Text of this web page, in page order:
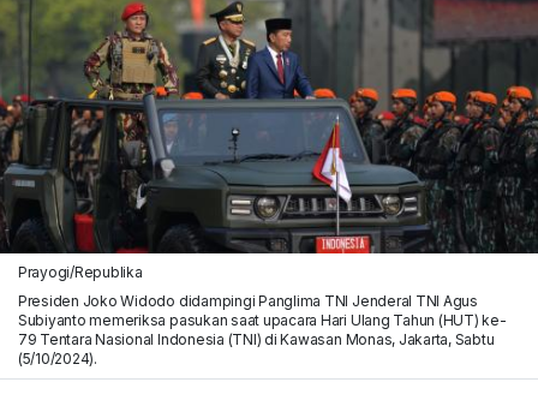
Prayogi/Republika
Presiden Joko Widodo didampingi Panglima TNI Jenderal TNI Agus
Subiyanto memeriksa pasukan saat upacara Hari Ulang Tahun (HUT) ke-
79 Tentara Nasional Indonesia (TNI) di Kawasan Monas, Jakarta, Sabtu
(5/10/2024).